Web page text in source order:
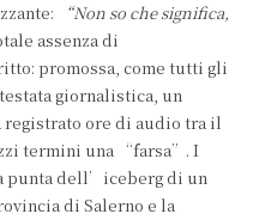
“Non so che significa,
assenza di
promossa, come tutti gli
giornalistica, un
registrato ore di audio tra il
termini una “farsa”. I
punta dell’iceberg di un
di Salerno e la